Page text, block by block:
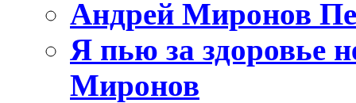
Андрей Миронов
Я пью за здоровье
Миронов